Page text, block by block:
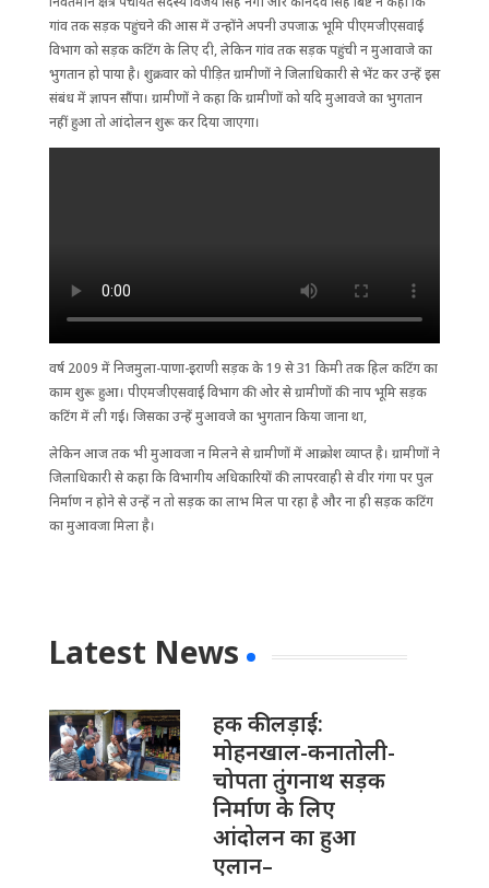
गांव तक सड़क पहुंचने की आस में उन्होंने अपनी उपजाऊ भूमि पीएमजीएसवाई
विभाग को सड़क कटिंग के लिए दी, लेकिन गांव तक सड़क पहुंची न मुआवाजे का
भुगतान हो पाया है। शुक्रवार को पीड़ित ग्रामीणों ने जिलाधिकारी से भेंट कर उन्हें इस
संबंध में ज्ञापन सौंपा। ग्रामीणों ने कहा कि ग्रामीणों को यदि मुआवजे का भुगतान
नहीं हुआ तो आंदोलन शुरू कर दिया जाएगा।
वर्ष 2009 में निजमुला-पाणा-इराणी सड़क के 19 से 31 किमी तक हिल कटिंग का
काम शुरू हुआ। पीएमजीएसवाई विभाग की ओर से ग्रामीणों की नाप भूमि सड़क
कटिंग में ली गई। जिसका उन्हें मुआवजे का भुगतान किया जाना था,
लेकिन आज तक भी मुआवजा न मिलने से ग्रामीणों में आक्रोश व्याप्त है। ग्रामीणों ने
जिलाधिकारी से कहा कि विभागीय अधिकारियों की लापरवाही से वीर गंगा पर पुल
निर्माण न होने से उन्हें न तो सड़क का लाभ मिल पा रहा है और ना ही सड़क कटिंग
का मुआवजा मिला है।
Latest News
हक की लड़ाई:
मोहनखाल-कनातोली-
चोपता तुंगनाथ सड़क
निर्माण के लिए
आंदोलन का हुआ
एलान–